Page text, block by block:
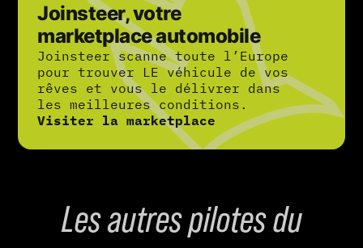
Joinsteer, votre
marketplace automobile
Joinsteer scanne toute l’Europe
pour trouver LE véhicule de vos
rêves et vous le délivrer dans
les meilleures conditions.
Visiter la marketplace
Les autres pilotes du